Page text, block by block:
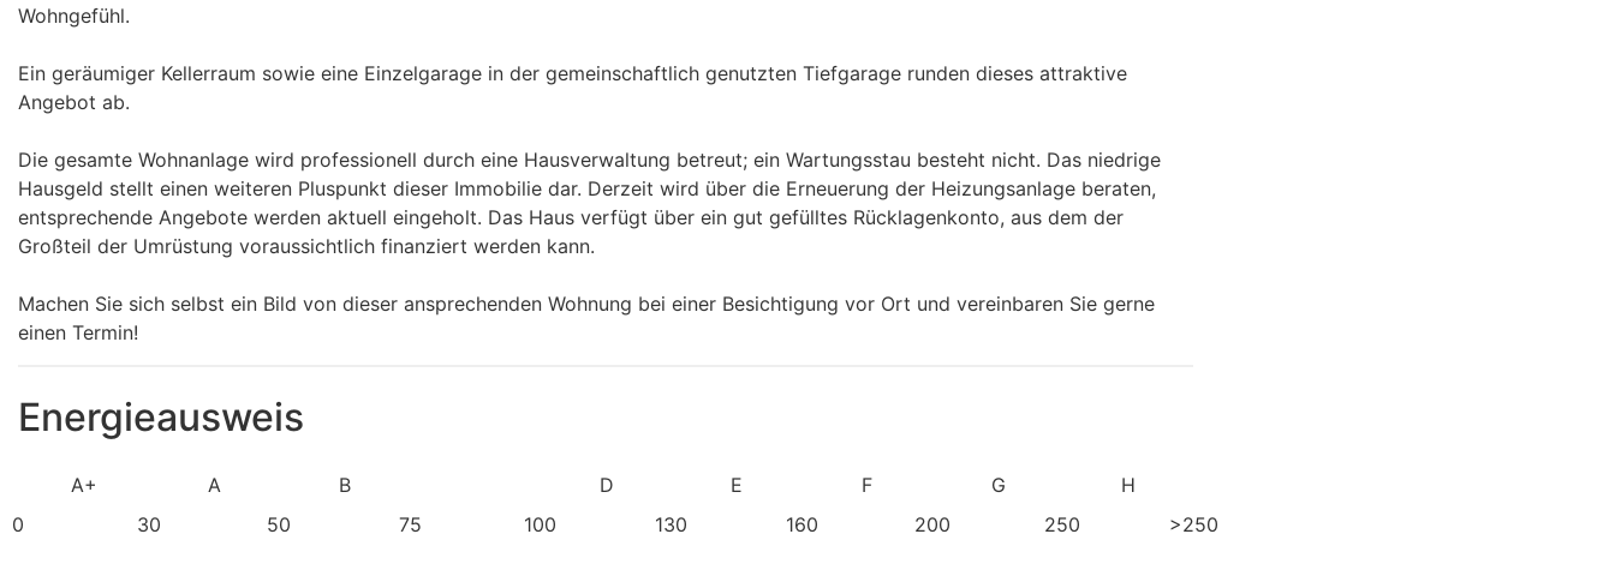
Wohngefühl.
Ein geräumiger Kellerraum sowie eine Einzelgarage in der gemeinschaftlich genutzten Tiefgarage runden dieses attraktive
Angebot ab.
Die gesamte Wohnanlage wird professionell durch eine Hausverwaltung betreut; ein Wartungsstau besteht nicht. Das niedrige
Hausgeld stellt einen weiteren Pluspunkt dieser Immobilie dar. Derzeit wird über die Erneuerung der Heizungsanlage beraten,
entsprechende Angebote werden aktuell eingeholt. Das Haus verfügt über ein gut gefülltes Rücklagenkonto, aus dem der
Großteil der Umrüstung voraussichtlich finanziert werden kann.
Machen Sie sich selbst ein Bild von dieser ansprechenden Wohnung bei einer Besichtigung vor Ort und vereinbaren Sie gerne
einen Termin!
Energieausweis
0
A+
30
A
50
B
75
100
D
130
E
160
F
200
G
250
H
>250